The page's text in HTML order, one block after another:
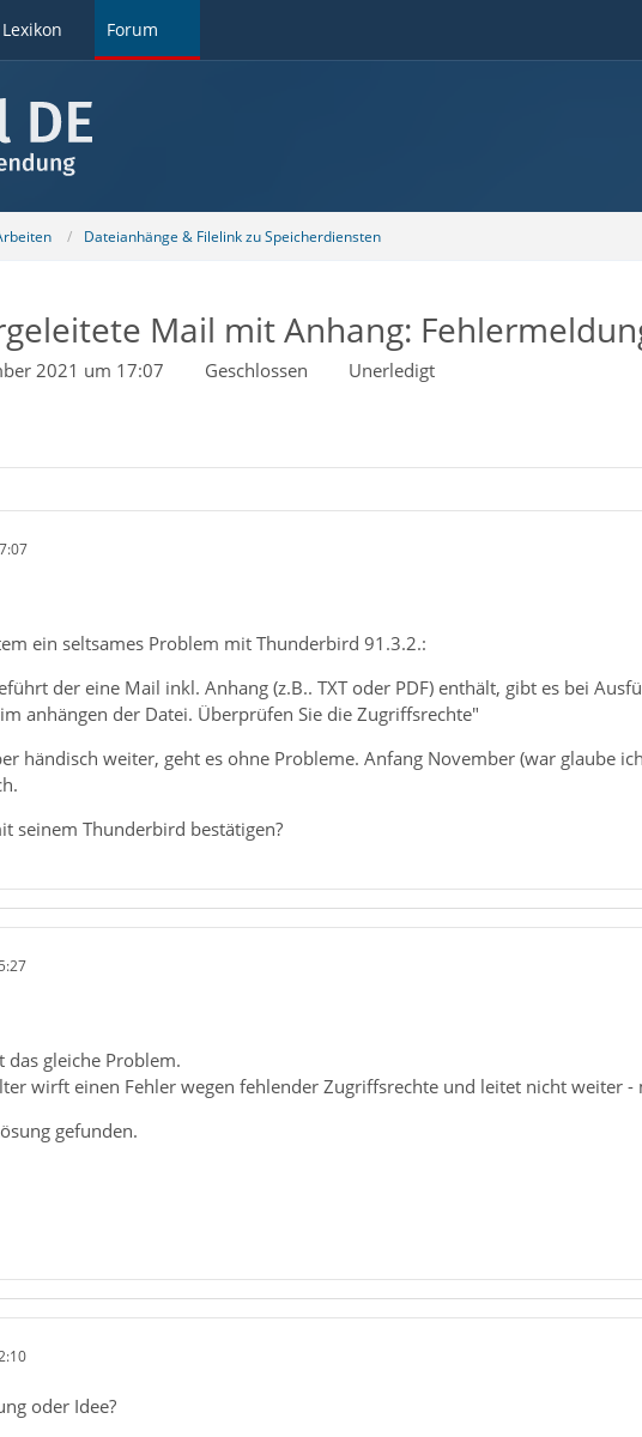
Forum
Dateianhänge & Filelink zu Speicherdiensten
Mail mit Anhang:
2021 um 17:07 Geschlossen Unerledigt
ein seltsames Problem mit Thunderbird 91.3.2.:
der eine Mail inkl. Anhang (z.B.. TXT oder PDF) enthält, gibt es bei
anhängen der Datei. Überprüfen Sie die Zugriffsrechte"
händisch weiter, geht es ohne Probleme. Anfang November (war glaube
seinem Thunderbird bestätigen?
das gleiche Problem.
wirft einen Fehler wegen fehlender Zugriffsrechte und leitet nicht weiter
gefunden.
oder Idee?